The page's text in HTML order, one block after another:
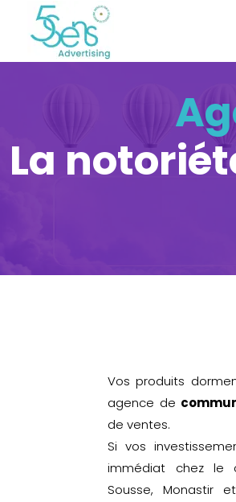
La
Vos produits
agence de
de ventes.
Si vos
immédiat chez le
Sousse, Monastir